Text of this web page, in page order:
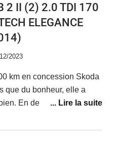
2 II (2) 2.0 TDI 170
ELEGANCE
2023
km en concession Skoda
que du bonheur, elle a
En dehors des
une fois les plaquettes de